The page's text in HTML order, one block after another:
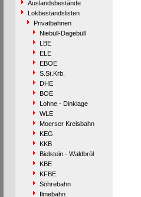
Auslandsbestände
Lokbestandslisten
Privatbahnen
Niebüll-Dagebüll
LBE
ELE
EBOE
S.St.Krb.
DHE
BOE
Lohne - Dinklage
WLE
Moerser Kreisbahn
KEG
KKB
Bielstein - Waldbröl
KBE
KFBE
Söhrebahn
Ilmebahn